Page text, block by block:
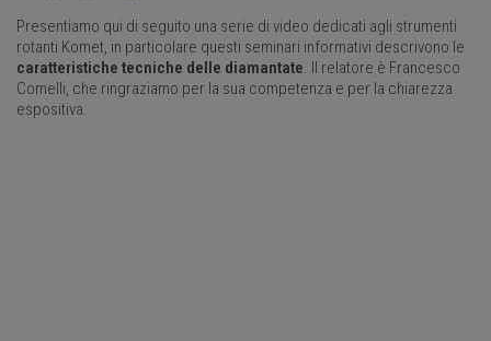
Presentiamo qui di seguito una serie di video dedicati agli strumenti
rotanti Komet, in particolare questi seminari informativi descrivono le
caratteristiche tecniche delle diamantate . Il relatore è Francesco
Comelli, che ringraziamo per la sua competenza e per la chiarezza
espositiva.